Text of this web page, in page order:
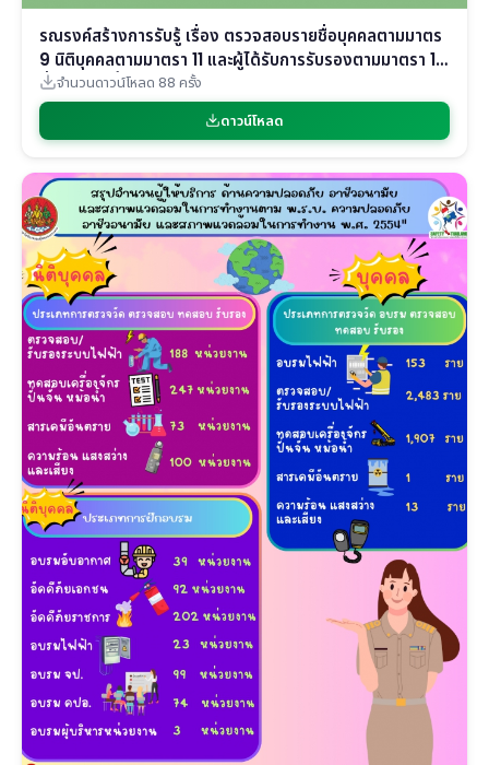
รณรงค์สร้างการรับรู้ เรื่อง ตรวจสอบรายชื่อบุคคลตามมาตร
9 นิติบุคคลตามมาตรา 11 และผู้ได้รับการรับรองตามมาตรา 13
ที่ได้รับการขึ้นทะเบียน/อนุญาต เป็นผู้ให้บริการส่งเสริมความ
ปลอดภัยฯ ตาม พ.ร.บ. ความปลอดภัยฯ พ.ศ. 2554
จำนวนดาวน์โหลด 88 ครั้ง
ดาวน์โหลด